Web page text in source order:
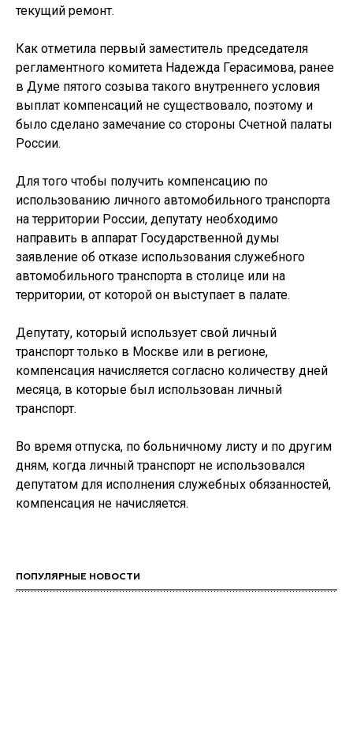
текущий ремонт.
Как отметила первый заместитель председателя
регламентного комитета Надежда Герасимова, ранее
в Думе пятого созыва такого внутреннего условия
выплат компенсаций не существовало, поэтому и
было сделано замечание со стороны Счетной палаты
России.
Для того чтобы получить компенсацию по
использованию личного автомобильного транспорта
на территории России, депутату необходимо
направить в аппарат Государственной думы
заявление об отказе использования служебного
автомобильного транспорта в столице или на
территории, от которой он выступает в палате.
Депутату, который использует свой личный
транспорт только в Москве или в регионе,
компенсация начисляется согласно количеству дней
месяца, в которые был использован личный
транспорт.
Во время отпуска, по больничному листу и по другим
дням, когда личный транспорт не использовался
депутатом для исполнения служебных обязанностей,
компенсация не начисляется.
ПОПУЛЯРНЫЕ НОВОСТИ